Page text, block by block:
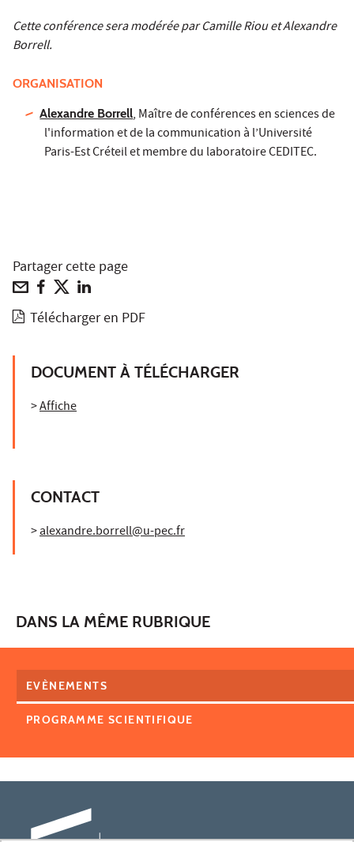
Cette conférence sera modérée par Camille Riou et Alexandre
Borrell.
ORGANISATION
Alexandre Borrell, Maître de conférences en sciences de
l'information et de la communication à l’Université
Paris-Est Créteil et membre du laboratoire CEDITEC.
Partager cette page
Télécharger en PDF
DOCUMENT À TÉLÉCHARGER
>Affiche
CONTACT
>alexandre.borrell@u-pec.fr
DANS LA MÊME RUBRIQUE
EVÈNEMENTS
PROGRAMME SCIENTIFIQUE